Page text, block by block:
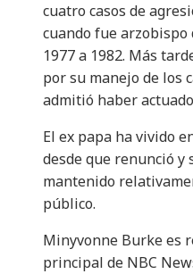
cuatro casos de
cuando fue arzobispo
1977 a 1982. Más
por su manejo de los
admitió haber
El ex papa ha vivido
desde que renunció y
mantenido
público.
Minyvonne Burke es
principal de NBC